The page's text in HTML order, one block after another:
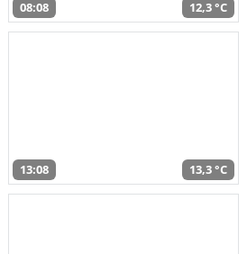
08:08 12,3 °C
13:08 13,3 °C